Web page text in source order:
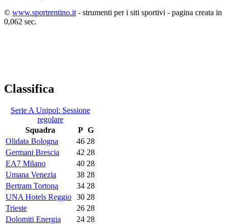
© www.sportrentino.it - strumenti per i siti sportivi - pagina creata in
0,062 sec.
Classifica
Serie A Unipol: Sessione
regolare
Squadra
P G
Olidata Bologna
46 28
Germani Brescia
42 28
EA7 Milano
40 28
Umana Venezia
38 28
Bertram Tortona
34 28
UNA Hotels Reggio 30 28
Trieste
26 28
Dolomiti Energia
24 28